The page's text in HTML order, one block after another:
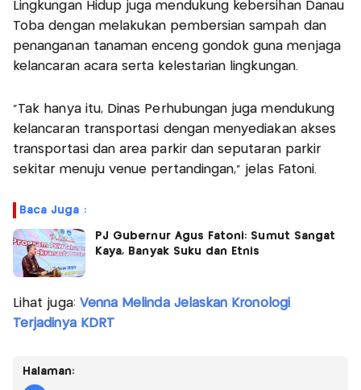
Lingkungan Hidup juga mendukung kebersihan Danau
Toba dengan melakukan pembersian sampah dan
penanganan tanaman enceng gondok guna menjaga
kelancaran acara serta kelestarian lingkungan.
“Tak hanya itu, Dinas Perhubungan juga mendukung
kelancaran transportasi dengan menyediakan akses
transportasi dan area parkir dan seputaran parkir
sekitar menuju venue pertandingan,” jelas Fatoni.
Baca Juga :
PJ Gubernur Agus Fatoni: Sumut Sangat
Kaya, Banyak Suku dan Etnis
Lihat juga: Venna Melinda Jelaskan Kronologi
Terjadinya KDRT
Halaman: